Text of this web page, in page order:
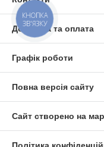
Доставка та оплата
Графік роботи
Повна версія сайту
Сайт створено на
КНОПКА
ЗВ'ЯЗКУ